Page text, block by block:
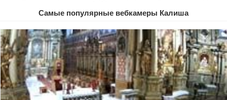
Самые популярные вебкамеры Калиша